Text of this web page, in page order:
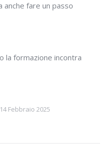
anche fare un passo
la formazione incontra
14 Febbraio 2025